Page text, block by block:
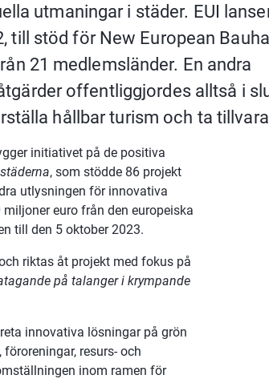
utmaningar i städer. EUI
stöd för New European
21 medlemsländer. En andra
offentliggjordes alltså i
hållbar turism och ta
initiativet på de positiva
, som stödde 86 projekt
utlysningen för innovativa
euro från den europeiska
till den 5 oktober 2023.
riktas åt projekt med fokus på
på talanger i krympande
innovativa lösningar på grön
resurs- och
inom ramen för